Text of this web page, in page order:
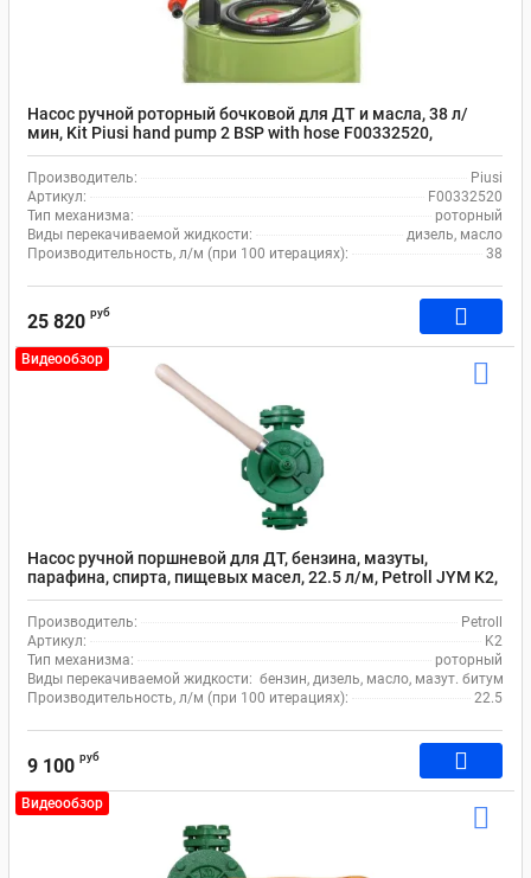
Насос ручной роторный бочковой для ДТ и масла, 38 л/
мин, Kit Piusi hand pump 2 BSP with hose F00332520,
нержавейка, рукав 3 м
Производитель:
Piusi
Артикул:
F00332520
Тип механизма:
роторный
Виды перекачиваемой жидкости:
дизель, масло
Производительность, л/м (при 100 итерациях):
38
25 820 руб
Видеообзор
Насос ручной поршневой для ДТ, бензина, мазуты,
парафина, спирта, пищевых масел, 22.5 л/м, Petroll JYM K2,
чугун/латунь, зеленый
Производитель:
Petroll
Артикул:
K2
Тип механизма:
роторный
Виды перекачиваемой жидкости: бензин, дизель, масло, мазут.
Производительность, л/м (при 100 итерациях):
22.5
9 100 руб
Видеообзор